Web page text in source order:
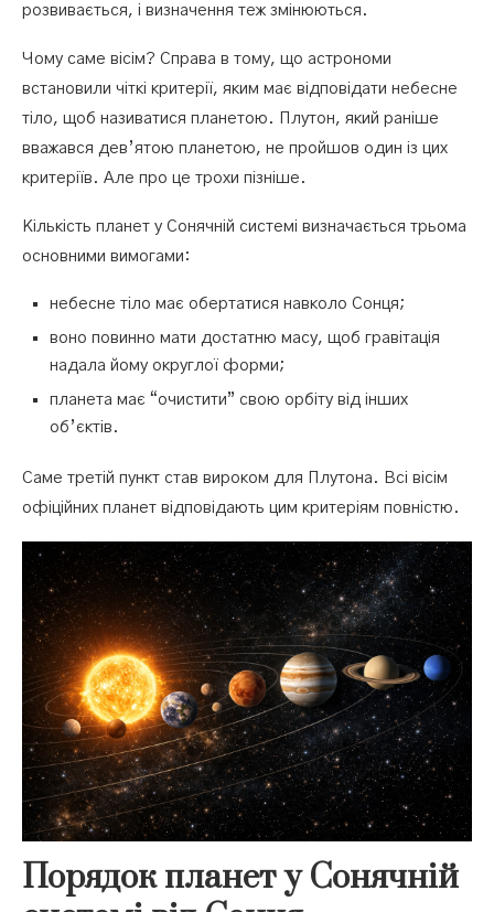
розвивається, і визначення теж змінюються.
Чому саме вісім? Справа в тому, що астрономи
встановили чіткі критерії, яким має відповідати небесне
тіло, щоб називатися планетою. Плутон, який раніше
вважався дев’ятою планетою, не пройшов один із цих
критеріїв. Але про це трохи пізніше.
Кількість планет у Сонячній системі визначається трьома
основними вимогами:
небесне тіло має обертатися навколо Сонця;
воно повинно мати достатню масу, щоб гравітація
надала йому округлої форми;
планета має “очистити” свою орбіту від інших
об’єктів.
Саме третій пункт став вироком для Плутона. Всі вісім
офіційних планет відповідають цим критеріям повністю.
Порядок планет у Сонячній